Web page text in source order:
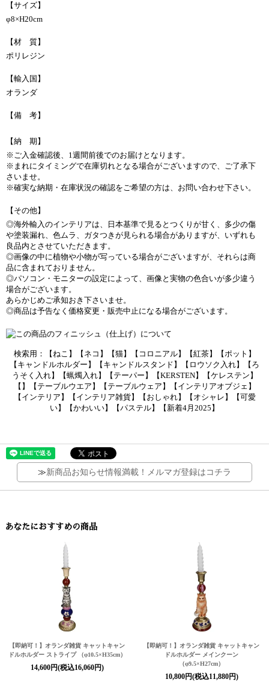
【サイズ】
φ8×H20cm
【材 質】
ポリレジン
【輸入国】
オランダ
【備 考】
【納 期】
※ご入金確認後、1週間前後でのお届けとなります。
※まれにタイミングで在庫切れとなる場合がございますので、ご了承下
さいませ。
※確実な納期・在庫状況の確認をご希望の方は、お問い合わせ下さい。
【その他】
◎海外輸入のインテリアは、日本基準で見るとつくりが甘く、多少の傷
や塗装漏れ、色ムラ、ガタつきが見られる場合がありますが、いずれも
良品内とさせていただきます。
◎画像の中に植物や小物が写っている場合がございますが、それらは商
品に含まれておりません。
◎パソコン・モニターの設定によって、画像と実物の色合いが多少違う
場合がございます。
あらかじめご承知おき下さいませ。
◎商品は予告なく価格変更・販売中止になる場合がございます。
検索用：【ねこ】【ネコ】【猫】【コロニアル】【紅茶】【ポット】
【キャンドルホルダー】【キャンドルスタンド】【ロウソク入れ】【ろ
うそく入れ】【蝋燭入れ】【テーパー】【KERSTEN】【ケレステン】
【】【テーブルウエア】【テーブルウェア】【インテリアオブジェ】
【インテリア】【インテリア雑貨】【おしゃれ】【オシャレ】【可愛
い】【かわいい】【パステル】【新着4月2025】
≫新商品お知らせ情報満載！メルマガ登録はコチラ
あなたにおすすめの商品
【即納可！】オランダ雑貨 キャットキャン
ドルホルダー ストライプ （φ10.5×H35cm）
14,600円(税込16,060円)
【即納可！】オランダ雑貨 キャットキャン
ドルホルダー メインクーン
（φ9.5×H27cm）
10,800円(税込11,880円)